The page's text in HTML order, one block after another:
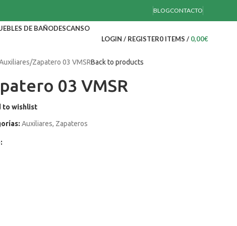
BLOGCONTACTO
DE BAÑODESCANSO
LOGIN / REGISTER0 ITEMS / 0,00€
Zapatero 03 VMSRBack to products
03 VMSR
to wishlist
Auxiliares, Zapateros